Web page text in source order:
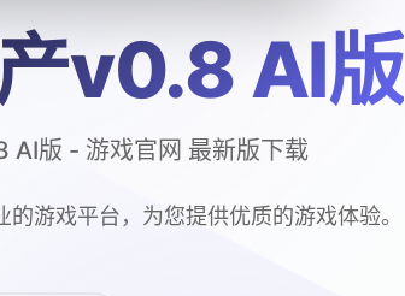
v0.8 AI版
AI版 - 游戏官网 最新版下载
游戏平台，为您提供优质的游戏体验。